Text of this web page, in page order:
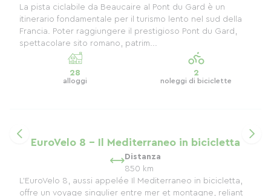
La pista ciclabile da Beaucaire al Pont du Gard è un
itinerario fondamentale per il turismo lento nel sud della
Francia. Poter raggiungere il prestigioso Pont du Gard,
spettacolare sito romano, patrim...
28
alloggi
2
noleggi di biciclette
EuroVelo 8 - Il Mediterraneo in bicicletta
Distanza
850 km
L’EuroVelo 8, aussi appelée Il Mediterraneo in bicicletta,
offre un voyage singulier entre mer et montagne, reliant